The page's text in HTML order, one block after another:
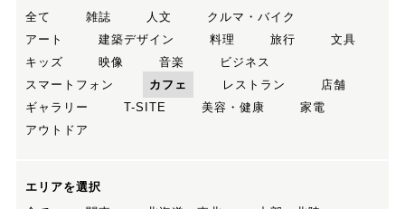
全て
雑誌 人文
クルマ・バイク
アート
建築デザイン 料理 旅行
文具
キッズ
映像 音楽
ビジネス
スマートフォン
カフェ レストラン
店舗
ギャラリー
T-SITE 美容・健康
家電
アウトドア
エリアを選択